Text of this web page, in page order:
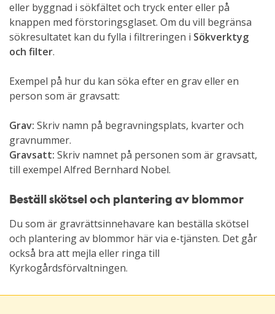
eller byggnad i sökfältet och tryck enter eller på
knappen med förstoringsglaset. Om du vill begränsa
sökresultatet kan du fylla i filtreringen i Sökverktyg
och filter.
Exempel på hur du kan söka efter en grav eller en
person som är gravsatt:
Grav: Skriv namn på begravningsplats, kvarter och
gravnummer.
Gravsatt: Skriv namnet på personen som är gravsatt,
till exempel Alfred Bernhard Nobel.
Beställ skötsel och plantering av blommor
Du som är gravrättsinnehavare kan beställa skötsel
och plantering av blommor här via e-tjänsten. Det går
också bra att mejla eller ringa till
Kyrkogårdsförvaltningen.